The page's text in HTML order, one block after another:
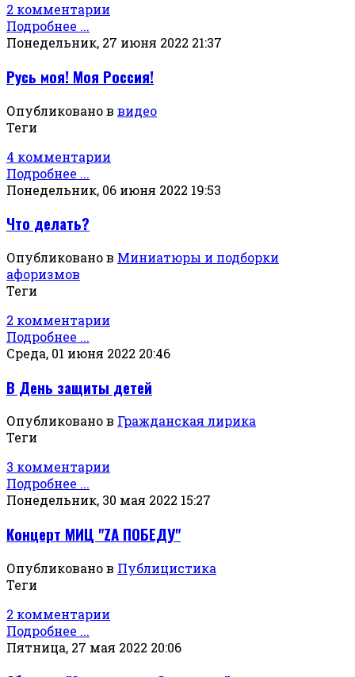
2 комментарии
Подробнее ...
Понедельник, 27 июня 2022 21:37
Русь моя! Моя Россия!
Опубликовано в видео
Теги
4 комментарии
Подробнее ...
Понедельник, 06 июня 2022 19:53
Что делать?
Опубликовано в Миниатюры и подборки
афоризмов
Теги
2 комментарии
Подробнее ...
Среда, 01 июня 2022 20:46
В День защиты детей
Опубликовано в Гражданская лирика
Теги
3 комментарии
Подробнее ...
Понедельник, 30 мая 2022 15:27
Концерт МИЦ "ZА ПОБЕДУ"
Опубликовано в Публицистика
Теги
2 комментарии
Подробнее ...
Пятница, 27 мая 2022 20:06